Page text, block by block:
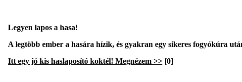
Legyen lapos a hasa!
A legtöbb ember a hasára hízik, és gyakran egy sikeres fogyókúra
Itt egy jó kis haslaposító koktél! Megnézem >> [0]